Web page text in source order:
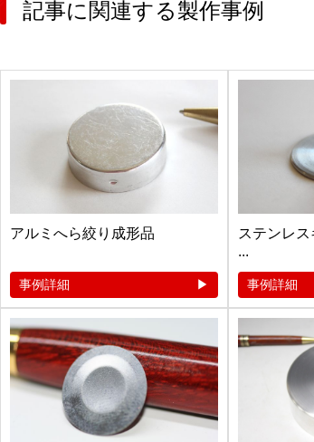
記事に関連する製作事例
アルミへら絞り成形品
事例詳細
ステンレ
...
事例詳細